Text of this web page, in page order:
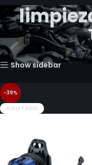
Inicio
Productos
Mostrando el único
Show sidebar
-39%
AGOTADO